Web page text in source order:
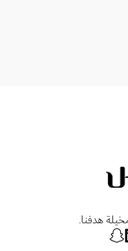
هدفنا.